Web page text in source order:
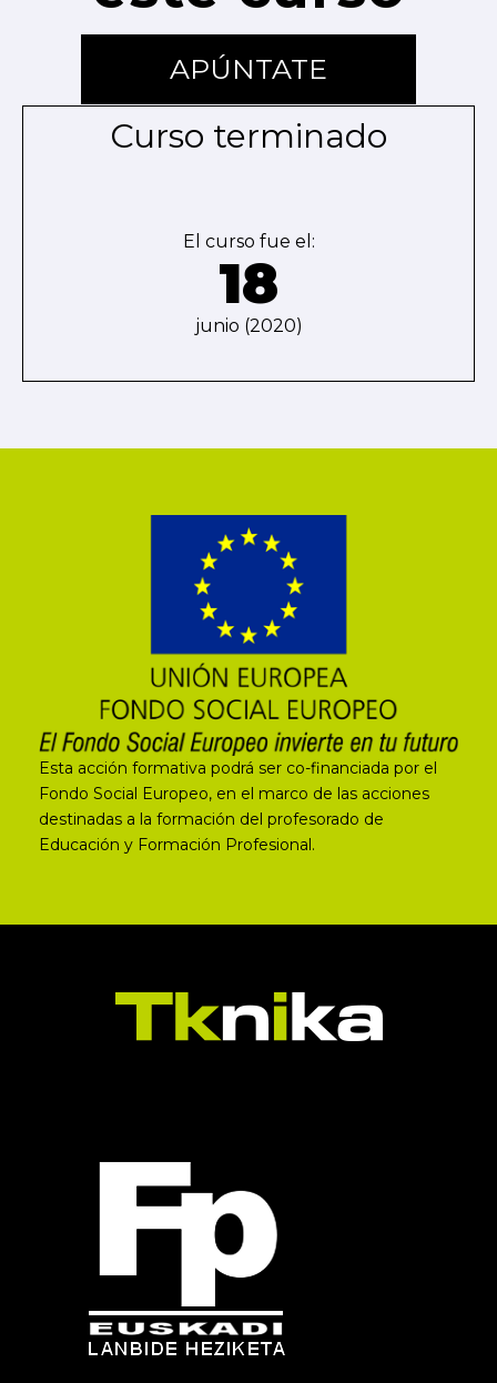
APÚNTATE
Curso terminado
El curso fue el:
18
junio (2020)
Esta acción formativa podrá ser co-financiada por el
Fondo Social Europeo, en el marco de las acciones
destinadas a la formación del profesorado de
Educación y Formación Profesional.